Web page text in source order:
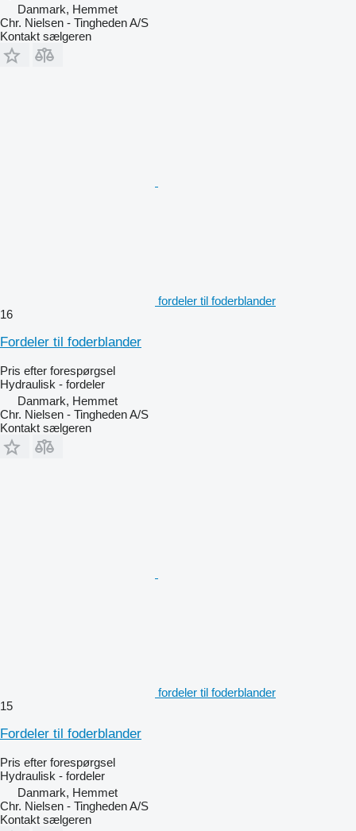
Danmark, Hemmet
Chr. Nielsen - Tingheden A/S
Kontakt sælgeren
fordeler til foderblander
16
Fordeler til foderblander
Pris efter forespørgsel
Hydraulisk - fordeler
Danmark, Hemmet
Chr. Nielsen - Tingheden A/S
Kontakt sælgeren
fordeler til foderblander
15
Fordeler til foderblander
Pris efter forespørgsel
Hydraulisk - fordeler
Danmark, Hemmet
Chr. Nielsen - Tingheden A/S
Kontakt sælgeren